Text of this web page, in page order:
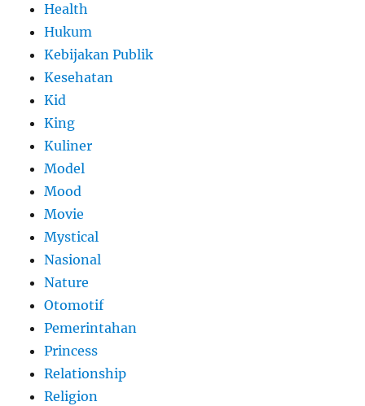
Health
Hukum
Kebijakan Publik
Kesehatan
Kid
King
Kuliner
Model
Mood
Movie
Mystical
Nasional
Nature
Otomotif
Pemerintahan
Princess
Relationship
Religion